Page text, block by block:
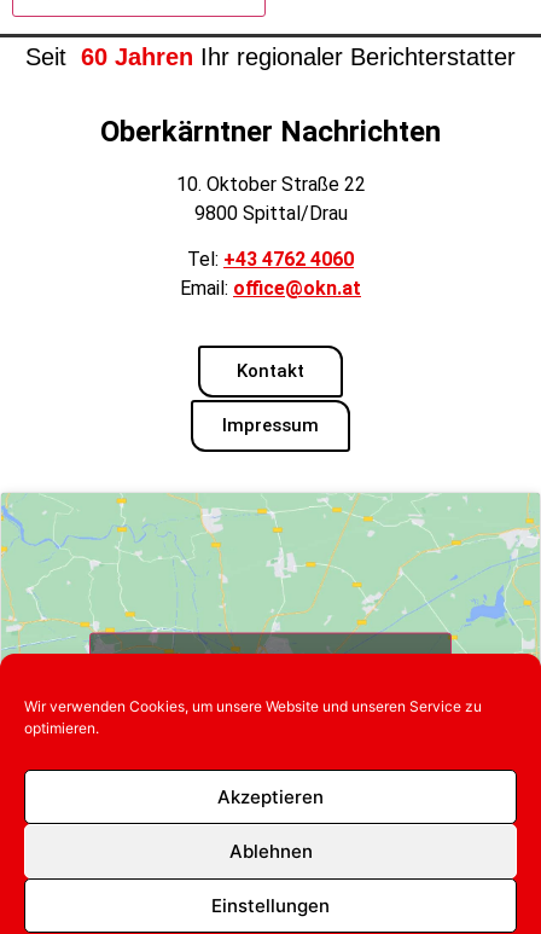
Wir verwenden Cookies, um unsere Website und unseren Service zu
optimieren.
Akzeptieren
Ablehnen
Einstellungen
Seit 60 Jahren Ihr regionaler Berichterstatter
Oberkärntner Nachrichten
10. Oktober Straße 22
9800 Spittal/Drau
Tel: +43 4762 4060
Email: office@okn.at
Kontakt
Impressum
Klicke hier, um Marketing-Cookies zu
aktivieren